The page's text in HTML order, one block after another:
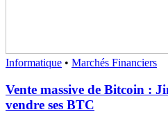
Informatique • Marchés Financiers
Vente massive de Bitcoin :
vendre ses BTC